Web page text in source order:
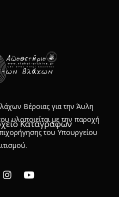
Καταγραφών
Βέροιας για την Άυλη
υλοποιείται με την παροχή
του Υπουργείου